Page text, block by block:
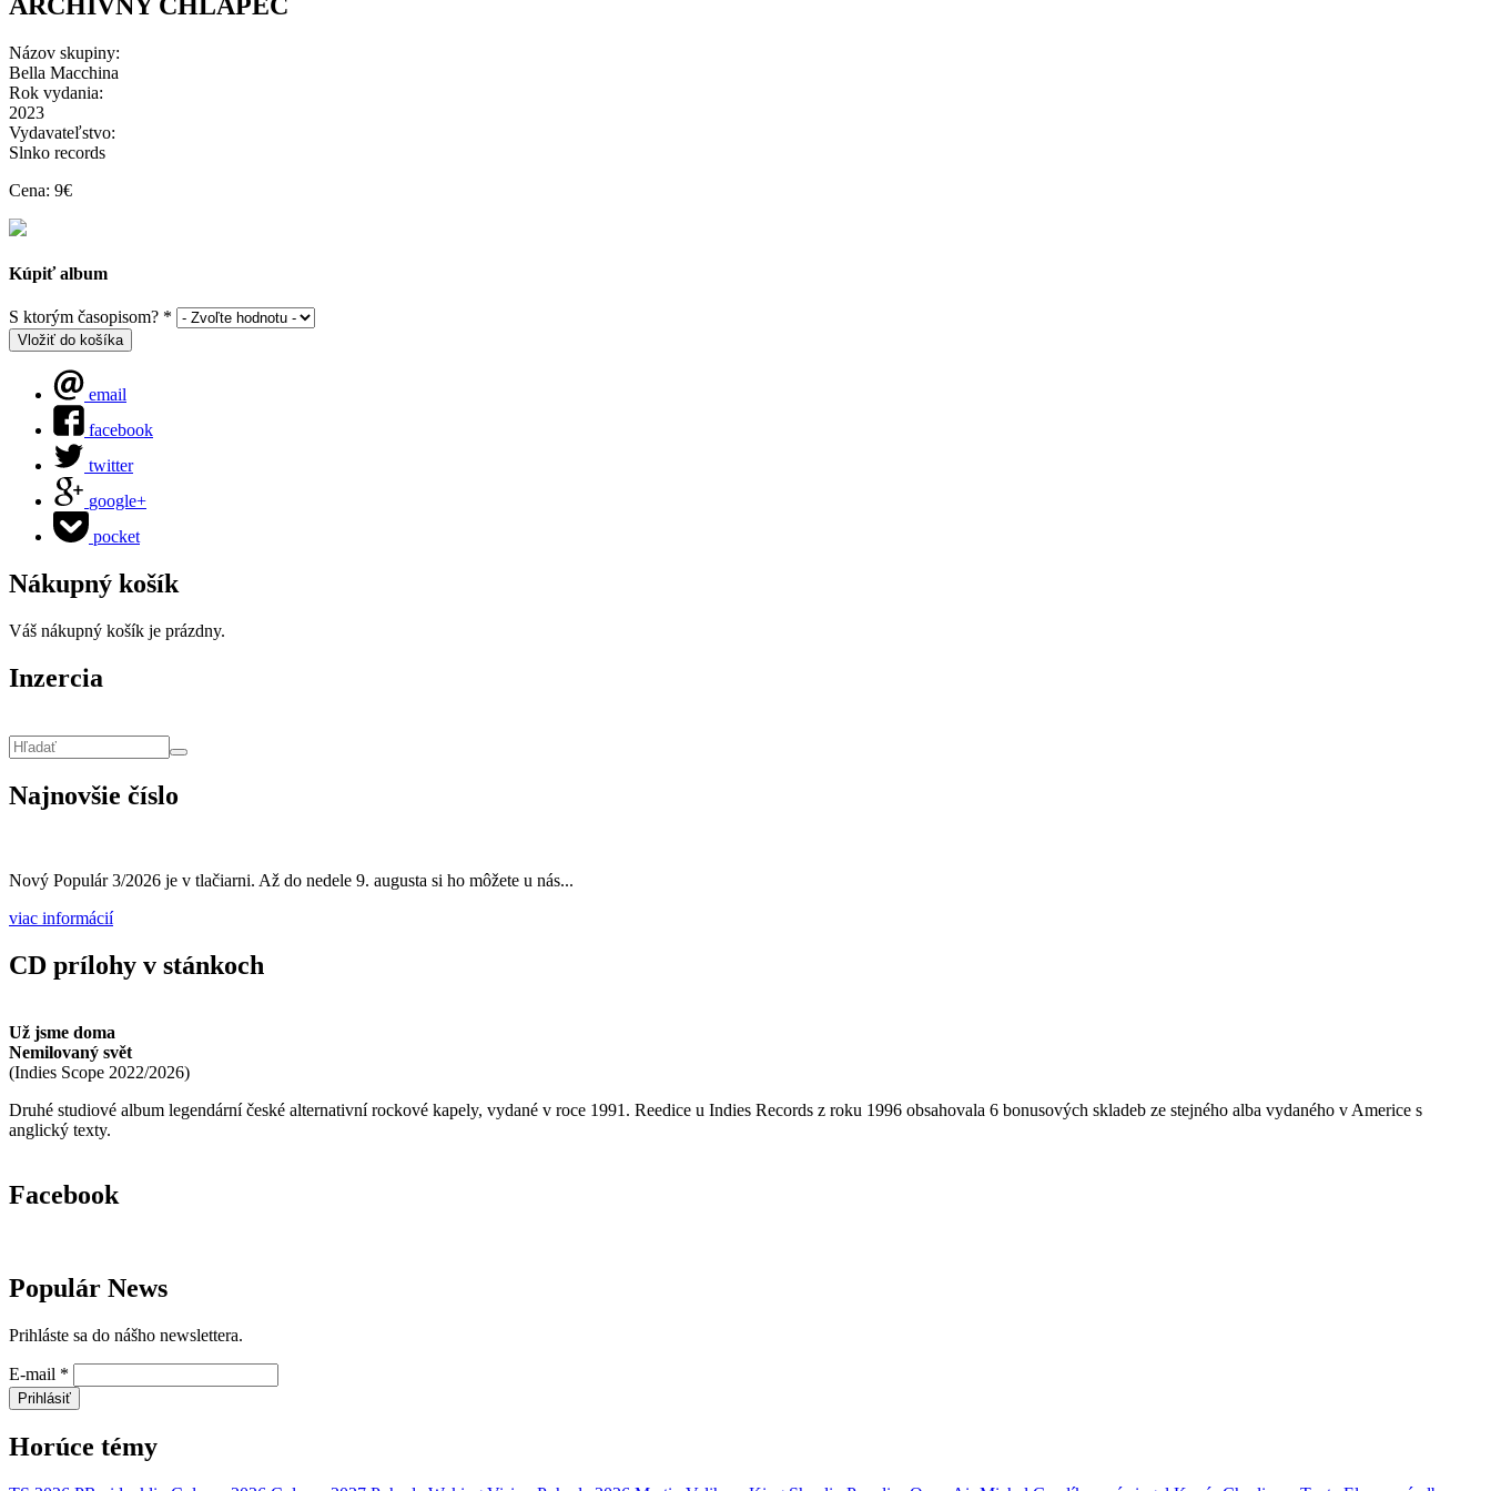
Názov skupiny:
Bella Macchina
Rok vydania:
2023
Vydavateľstvo:
Slnko records
Cena: 9€
Kúpiť album
S ktorým časopisom? *
Vložiť do košíka
email
facebook
twitter
google+
pocket
Nákupný košík
Váš nákupný košík je prázdny.
Inzercia
Najnovšie číslo
Nový Populár 3/2026 je v tlačiarni. Až do nedele 9. augusta si ho môžete u nás...
viac informácií
CD prílohy v stánkoch
Už jsme doma
Nemilovaný svět
(Indies Scope 2022/2026)
Druhé studiové album legendární české alternativní rockové kapely, vydané v roce 1991. Reedice u Indies Records z roku 1996 obsahovala 6 bonusových skladeb ze stejného alba vydaného v Americe s
anglický texty.
Facebook
Populár News
Prihláste sa do nášho newslettera.
E-mail *
Prihlásiť
Horúce témy